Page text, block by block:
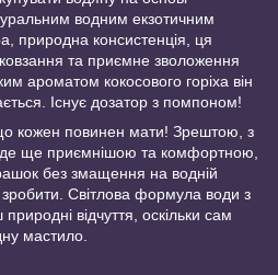
водним екзотичним
природна консистенція, ця
та приємне зволоження
ароматом кокосового горіха він
Існує дозатор з помпоном!
кожен повинен мати! Зрештою, з
ще приємнішою та комфортною,
без змащення на водній
Світлова формула води з
відчуття, оскільки сам
мастило.